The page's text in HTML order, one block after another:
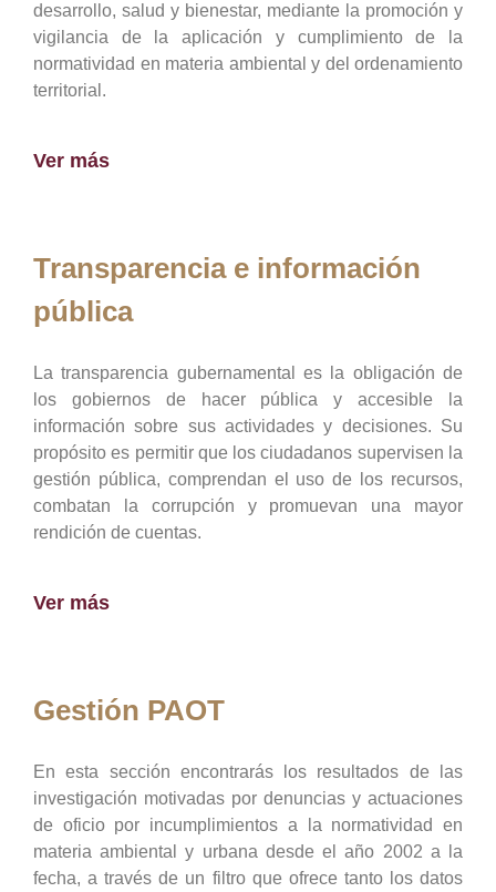
desarrollo, salud y bienestar, mediante la promoción y
vigilancia de la aplicación y cumplimiento de la
normatividad en materia ambiental y del ordenamiento
territorial.
Ver más
Transparencia e información
pública
La transparencia gubernamental es la obligación de
los gobiernos de hacer pública y accesible la
información sobre sus actividades y decisiones. Su
propósito es permitir que los ciudadanos supervisen la
gestión pública, comprendan el uso de los recursos,
combatan la corrupción y promuevan una mayor
rendición de cuentas.
Ver más
Gestión PAOT
En esta sección encontrarás los resultados de las
investigación motivadas por denuncias y actuaciones
de oficio por incumplimientos a la normatividad en
materia ambiental y urbana desde el año 2002 a la
fecha, a través de un filtro que ofrece tanto los datos